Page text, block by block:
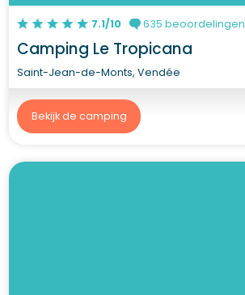
7.1/10 635 beoordelingen
Camping Le Tropicana
Saint-Jean-de-Monts, Vendée
Bekijk de camping